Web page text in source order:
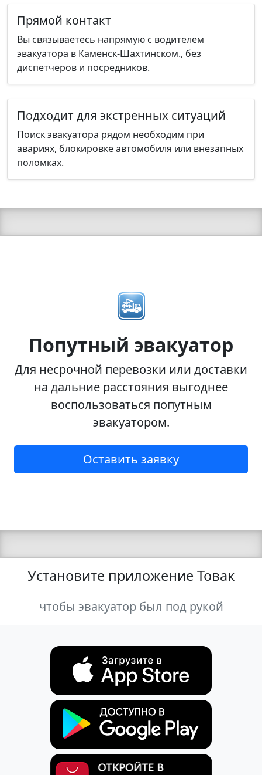
Прямой контакт
Вы связываетесь напрямую с водителем
эвакуатора в Каменск-Шахтинском., без
диспетчеров и посредников.
Подходит для экстренных ситуаций
Поиск эвакуатора рядом необходим при
авариях, блокировке автомобиля или внезапных
поломках.
Попутный эвакуатор
Для несрочной перевозки или доставки
на дальние расстояния выгоднее
воспользоваться попутным
эвакуатором.
Оставить заявку
Установите приложение Товак
чтобы эвакуатор был под рукой